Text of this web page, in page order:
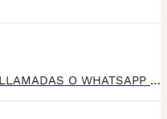
LEER BIEN!!!SOLO SE ATIENDE LLAMADAS O WHATSAPP DIRECTAMENTE 34 604 85 57 03 Espectaculares cachorritos DE TECKEL MADRE MINIATURA N/F 4 KG PADRE KANINCHEN CHICOLATE 3 KG, FOTOS REALEA DE CACHORTOS DISPONEBLES,a los interesados se envían más fotos/videos. Criados en ambiente familiar. Contrato de compraventa con garantía vírica y genética, cartilla veterinaria o pasaporte de vacunaciones y desparasitaciones pertinentes y propias de la edad. Entrega en mano o envio con empresa especializada.LUGO,MADRID,ALICANTE-Posibilidad de llevarlos personalmente. PRECIO REALES 700 € MACHO 800 € HEMBRA 34604855703